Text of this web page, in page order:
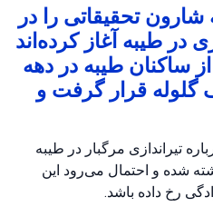
تحقیقاتی را در
در طیبه آغاز کرده‌اند
ساکنان طیبه در دهه
گلوله قرار گرفت و
تیراندازی مرگبار در طیبه
۵۰ ساله کشته شده و احتمال می‌رود این
رخ داده باشد.